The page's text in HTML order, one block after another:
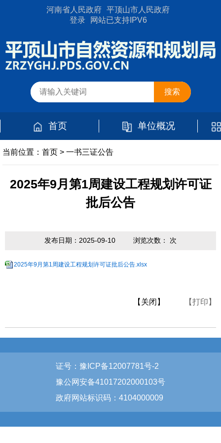
河南省人民政府 平顶山市人民政府
登录
网站已支持IPV6
首页 单位概况
当前位置： 首页 > 一书三证公告
2025年9月第1周建设工程规划许可证
批后公告
发布日期：2025-09-10 浏览次数： 次
2025年9月第1周建设工程规划许可证批后公告.xlsx
【打印】
【关闭】
证号：豫ICP备12007781号-2
豫公网安备41017202000103号
政府网站标识码：4104000009